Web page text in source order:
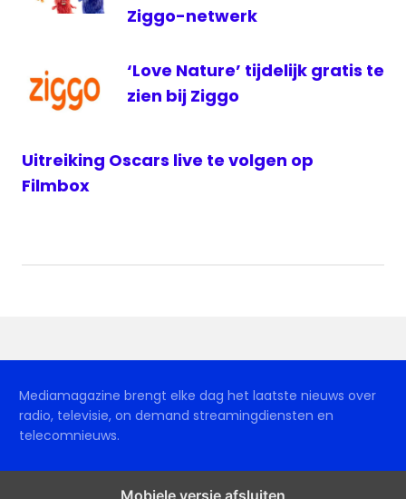
Ziggo-netwerk
‘Love Nature’ tijdelijk gratis te
zien bij Ziggo
Uitreiking Oscars live te volgen op
Filmbox
Mediamagazine brengt elke dag het laatste nieuws over
radio, televisie, on demand streamingdiensten en
telecomnieuws.
Mobiele versie afsluiten